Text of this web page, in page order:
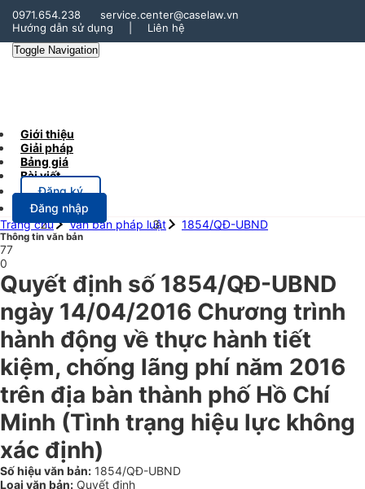
0971.654.238
service.center@caselaw.vn
Hướng dẫn sử dụng
Liên hệ
Toggle Navigation
Giới thiệu
Giải pháp
Bảng giá
Bài viết
Đăng ký
Đăng nhập
Trang chủ
Văn bản pháp luật 1854/QĐ-UBND
Thông tin văn bản
77
0
Quyết định số 1854/QĐ-UBND
ngày 14/04/2016 Chương trình
hành động về thực hành tiết
kiệm, chống lãng phí năm 2016
trên địa bàn thành phố Hồ Chí
Minh (Tình trạng hiệu lực không
xác định)
Số hiệu văn bản: 1854/QĐ-UBND
Loại văn bản: Quyết định